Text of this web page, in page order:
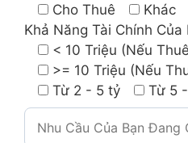
Cho Thuê
Khác
Khả Năng Tài Chính Của
< 10 Triệu (Nếu
>= 10 Triệu (Nếu
Từ 2 - 5 tỷ
Từ 5